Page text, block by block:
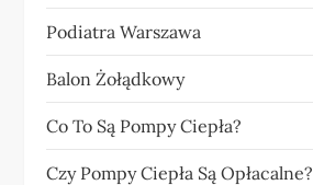
Podiatra Warszawa
Balon Żołądkowy
Co To Są Pompy Ciepła?
Czy Pompy Ciepła Są Opłacalne?